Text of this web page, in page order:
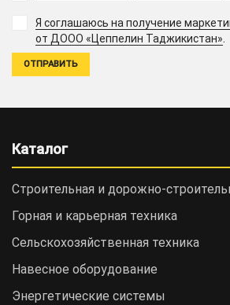
Я соглашаюсь на получение
от ДООО «Цеппелин Таджикистан».
Каталог
Строительная и дорожно-
Горная и карьерная техника
Сельскохозяйственная техника
Навесное оборудование
Энергетические системы